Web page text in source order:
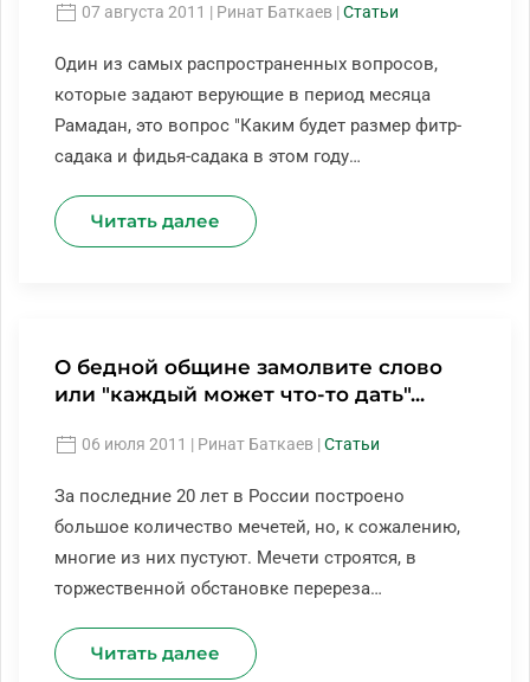
07 августа 2011 | Ринат Баткаев | Статьи
Один из самых распространенных вопросов,
которые задают верующие в период месяца
Рамадан, это вопрос "Каким будет размер фитр-
садака и фидья-садака в этом году…
Читать далее
О бедной общине замолвите слово
или "каждый может что-то дать"...
06 июля 2011 | Ринат Баткаев | Статьи
За последние 20 лет в России построено
большое количество мечетей, но, к сожалению,
многие из них пустуют. Мечети строятся, в
торжественной обстановке перереза…
Читать далее